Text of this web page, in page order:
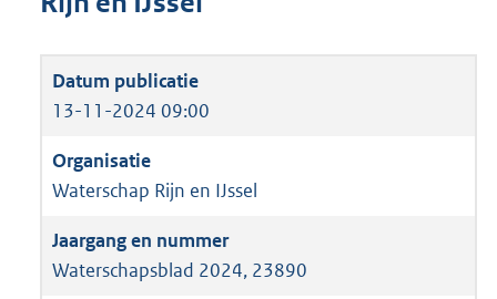
13-11-2024 09:00
Waterschap Rijn en IJssel
Waterschapsblad 2024, 23890